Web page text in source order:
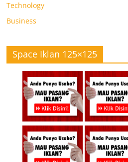
Technology
Business
Space Iklan 125×125